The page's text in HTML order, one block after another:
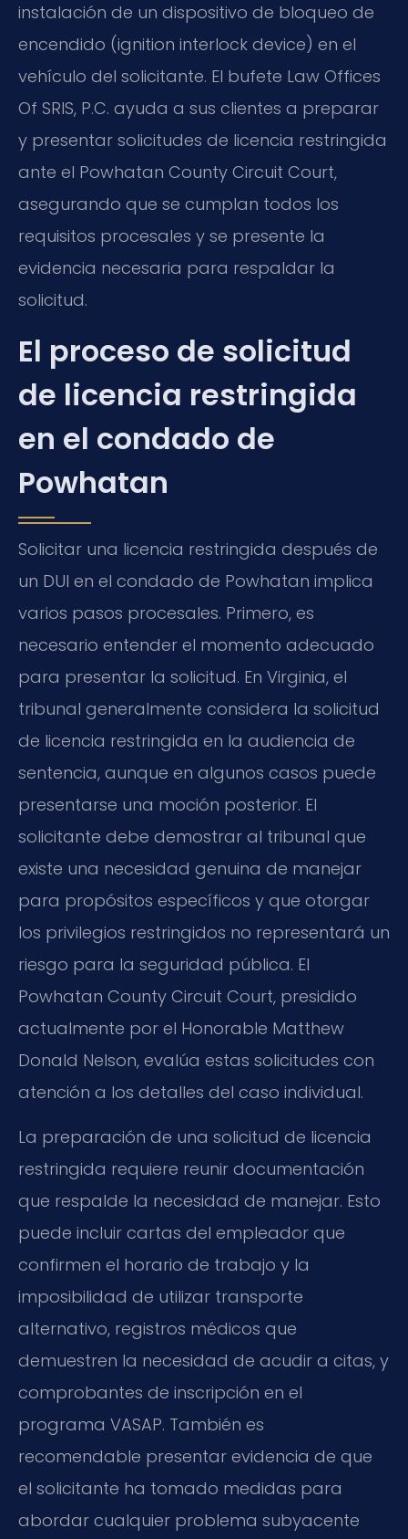
instalación de un dispositivo de bloqueo de
encendido (ignition interlock device) en el
vehículo del solicitante. El bufete Law Offices
Of SRIS, P.C. ayuda a sus clientes a preparar
y presentar solicitudes de licencia restringida
ante el Powhatan County Circuit Court,
asegurando que se cumplan todos los
requisitos procesales y se presente la
evidencia necesaria para respaldar la
solicitud.
El proceso de solicitud
de licencia restringida
en el condado de
Powhatan
Solicitar una licencia restringida después de
un DUI en el condado de Powhatan implica
varios pasos procesales. Primero, es
necesario entender el momento adecuado
para presentar la solicitud. En Virginia, el
tribunal generalmente considera la solicitud
de licencia restringida en la audiencia de
sentencia, aunque en algunos casos puede
presentarse una moción posterior. El
solicitante debe demostrar al tribunal que
existe una necesidad genuina de manejar
para propósitos específicos y que otorgar
los privilegios restringidos no representará un
riesgo para la seguridad pública. El
Powhatan County Circuit Court, presidido
actualmente por el Honorable Matthew
Donald Nelson, evalúa estas solicitudes con
atención a los detalles del caso individual.
La preparación de una solicitud de licencia
restringida requiere reunir documentación
que respalde la necesidad de manejar. Esto
puede incluir cartas del empleador que
confirmen el horario de trabajo y la
imposibilidad de utilizar transporte
alternativo, registros médicos que
demuestren la necesidad de acudir a citas, y
comprobantes de inscripción en el
programa VASAP. También es
recomendable presentar evidencia de que
el solicitante ha tomado medidas para
abordar cualquier problema subyacente